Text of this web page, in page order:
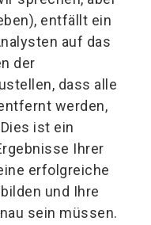
entfällt ein
auf das
der
dass alle
werden,
ist ein
Ihrer
erfolgreiche
und Ihre
sein müssen.